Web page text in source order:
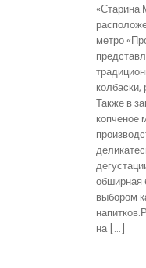
метро
колбаски,
Также в
копченое
обширная
выбором
на […]